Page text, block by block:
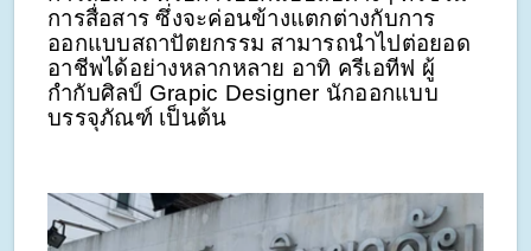
การสื่อสาร ซึ่งจะค่อนข้างแตกต่างกับการ
ออกแบบสถาปัตยกรรม สามารถนำไปต่อยอด
อาชีพได้อย่างหลากหลาย อาทิ ครีเอทีฟ ผู้
กำกับศิลป์ Grapic Designer นักออกแบบ
บรรจุภัณฑ์ เป็นต้น